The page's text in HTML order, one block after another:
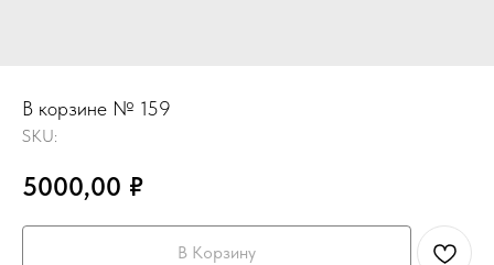
В корзине № 159
SKU:
5000,00 ₽
В Корзину